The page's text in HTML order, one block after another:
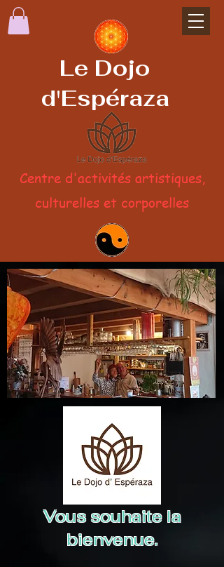
Centre d'activités artistiques,
culturelles et corporelles
Le Dojo
d'Espéraza
Vous souhaite la
bienvenue.